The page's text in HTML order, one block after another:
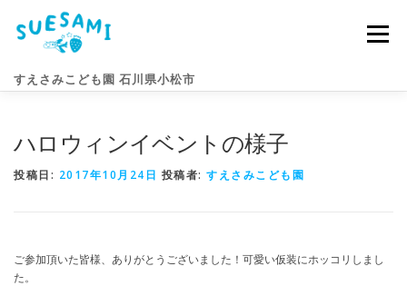
すえさみこども園 石川県小松市
メニュー
園のこと すえさみライフ 入園案内
ハロウィンイベントの様子
投稿日: 2017年10月24日 投稿者: すえさみこども園
ご参加頂いた皆様、ありがとうございました！可愛い仮装にホッコリしまし
た。